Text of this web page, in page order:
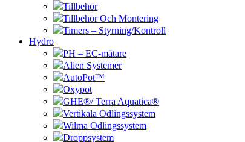
Tillbehör
Tillbehör Och Montering
Timers – Styrning/Kontroll
Hydro
PH – EC-mätare
Alien Systemer
AutoPot™
Oxypot
GHE®/ Terra Aquatica®
Vertikala Odlingssystem
Wilma Odlingssystem
Droppsystem